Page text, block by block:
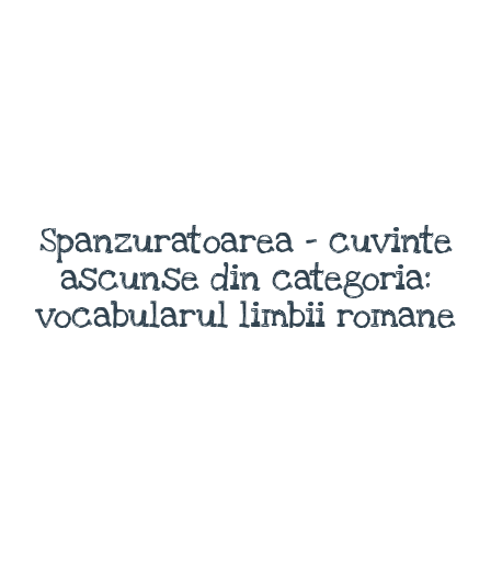
Spanzuratoarea - cuvinte
ascunse din categoria:
vocabularul limbii romane